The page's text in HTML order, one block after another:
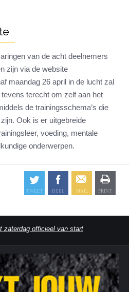
van de acht deelnemers
zijn via de website
maandag 26 april in de lucht zal
terecht om zelf aan het
de trainingsschema’s die
Ook is er uitgebreide
voeding, mentale
onderwerpen.
zaterdag officieel van start